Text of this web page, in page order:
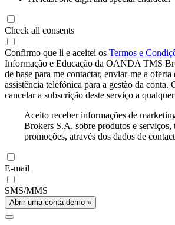
Check all consents
Confirmo que li e aceitei os Termos e
Informação e Educação da OANDA TMS
de base para me contactar, enviar-me a oferta
assistência telefónica para a gestão da conta.
cancelar a subscrição deste serviço a
Aceito receber informações de
Brokers S.A. sobre produtos e serviços,
promoções, através dos dados de
E-mail
SMS/MMS
Abrir uma conta demo »